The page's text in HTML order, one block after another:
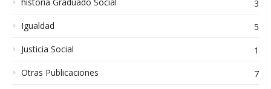
3
Igualdad
5
Justicia Social
1
Otras Publicaciones
7